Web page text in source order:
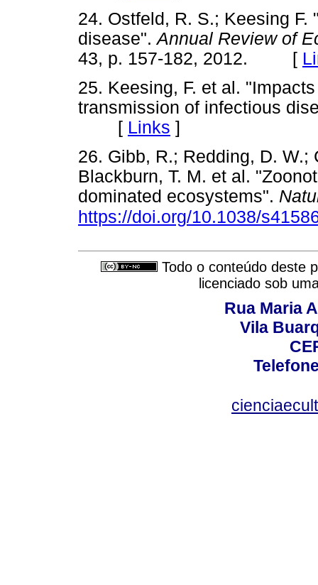
24. Ostfeld, R. S.; Keesing
disease".Annual Review of
43, p. 157-182, 2012. [
25. Keesing, F. et al.
transmission of infectious
[ Links ]
26. Gibb, R.; Redding, D. W.;
Blackburn, T. M. et al.
dominated ecosystems".
https://doi.org/10.1038/
Todo o conteúdo deste
licenciado sob
Rua Maria
Vila